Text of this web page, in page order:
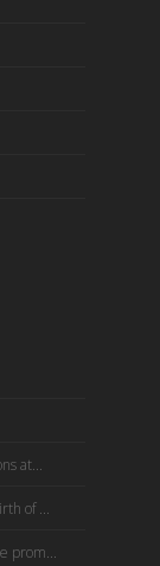
at...
of ...
prom...